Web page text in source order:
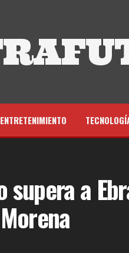
ENTRETENIMIENTO
supera a